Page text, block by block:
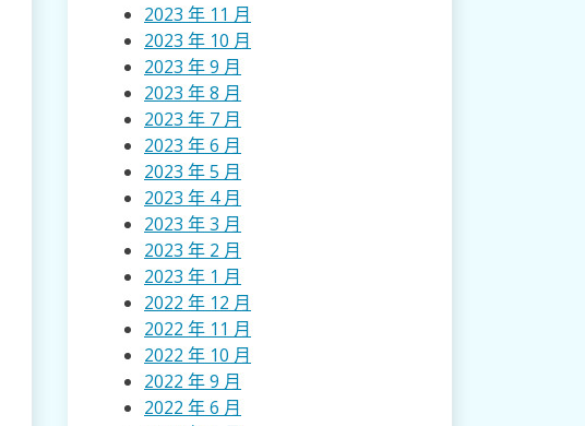
2023 年 11 月
2023 年 10 月
2023 年 9 月
2023 年 8 月
2023 年 7 月
2023 年 6 月
2023 年 5 月
2023 年 4 月
2023 年 3 月
2023 年 2 月
2023 年 1 月
2022 年 12 月
2022 年 11 月
2022 年 10 月
2022 年 9 月
2022 年 6 月